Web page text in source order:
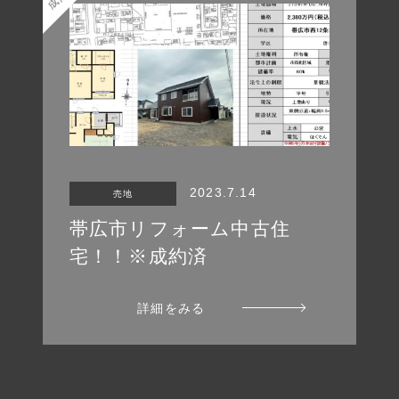
売地 2023.7.14
帯広市リフォーム中古住
宅！！※成約済
詳細をみる